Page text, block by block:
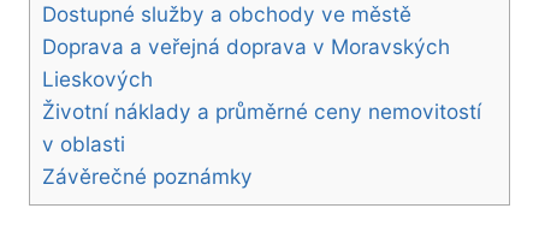
Dostupné služby a obchody ve městě
Doprava a veřejná doprava v Moravských
Lieskových
Životní náklady a průměrné ceny nemovitostí
v oblasti
Závěrečné poznámky